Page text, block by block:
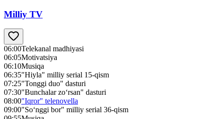
Milliy TV
06:00Telekanal madhiyasi
06:05Motivatsiya
06:10Musiqa
06:35"Hiyla" milliy serial 15-qism
07:25"Tonggi duo" dasturi
07:30"Bunchalar zo‘rsan" dasturi
08:00"Iqror" telenovella
09:00"So‘nggi bor" milliy serial 36-qism